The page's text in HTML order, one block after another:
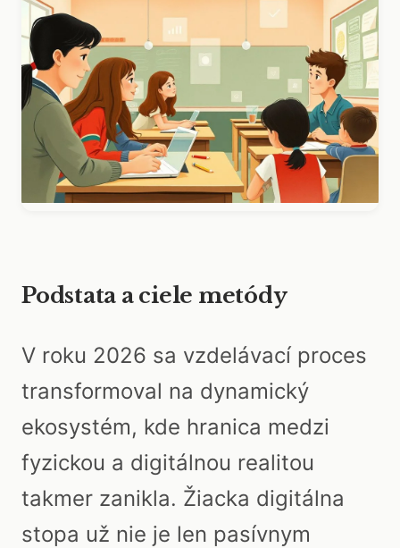
Podstata a ciele metódy
V roku 2026 sa vzdelávací proces
transformoval na dynamický
ekosystém, kde hranica medzi
fyzickou a digitálnou realitou
takmer zanikla. Žiacka digitálna
stopa už nie je len pasívnym